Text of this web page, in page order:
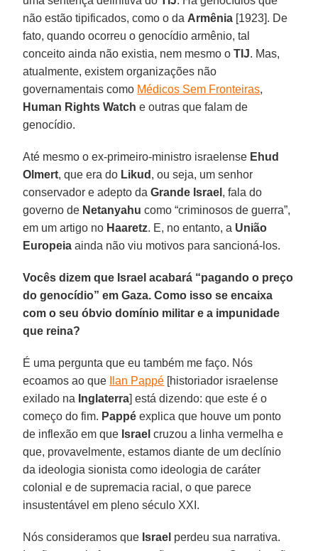
não estão tipificados, como o da Armênia [1923]. De
fato, quando ocorreu o genocídio armênio, tal
conceito ainda não existia, nem mesmo oTIJ. Mas,
atualmente, existem organizações não
governamentais como Médicos Sem Fronteiras,
Human Rights Watch e outras que falam de
genocídio.
Até mesmo o ex-primeiro-ministro israelense Ehud
Olmert, que era do Likud , ou seja, um senhor
conservador e adepto daGrande Israel , fala do
governo de Netanyahu como “criminosos de guerra”,
em um artigo no Haaretz. E, no entanto, a União
Europeia ainda não viu motivos para sancioná-los.
Vocês dizem que Israel acabará “pagando o preço
do genocídio” em Gaza. Como isso se encaixa
com o seu óbvio domínio militar e a impunidade
que reina?
É uma pergunta que eu também me faço. Nós
ecoamos ao que
Ilan Pappé [historiador israelense
exilado na Inglaterra] está dizendo: que este é o
começo do fim. Pappé explica que houve um ponto
de inflexão em que Israel cruzou a linha vermelha e
que, provavelmente, estamos diante de um declínio
da ideologia sionista como ideologia de caráter
colonial e de supremacia racial, o que parece
insustentável em pleno século XXI.
Nós consideramos que Israel perdeu sua narrativa.